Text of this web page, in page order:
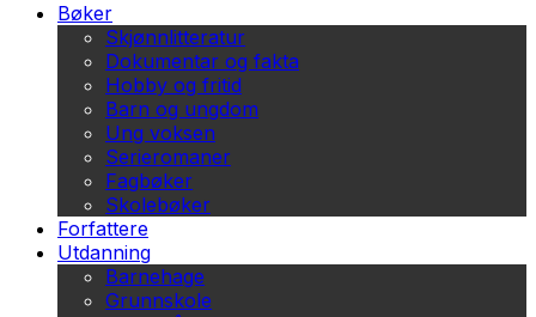
Bøker
Skjønnlitteratur
Dokumentar og fakta
Hobby og fritid
Barn og ungdom
Ung voksen
Serieromaner
Fagbøker
Skolebøker
Forfattere
Utdanning
Barnehage
Grunnskole